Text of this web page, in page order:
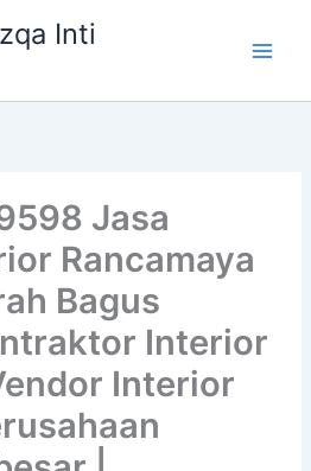
Inti
Jasa
Rancamaya
Bagus
Interior
Interior